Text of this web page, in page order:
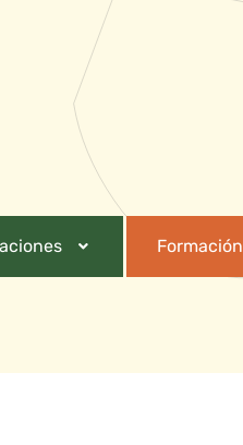
Formación